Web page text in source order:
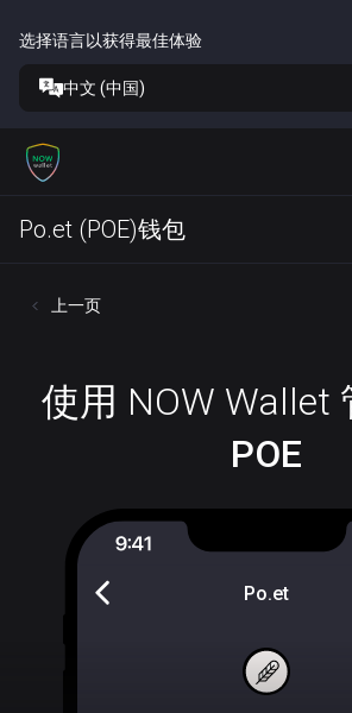
选择语言以获得最佳体验
中文 (中国)
Po.et (POE)钱包
上一页
使用 NOW Wallet
POE
Po.et